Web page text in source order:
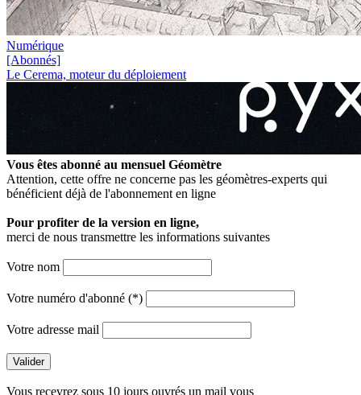
Numérique
[Abonnés]
Le Cerema, moteur du déploiement
Vous êtes abonné au mensuel Géomètre
Attention, cette offre ne concerne pas les géomètres-experts qui
bénéficient déjà de l'abonnement en ligne
Pour profiter de la version en ligne,
merci de nous transmettre les informations suivantes
Votre nom
Votre numéro d'abonné (*)
Votre adresse mail
Vous recevrez sous 10 jours ouvrés un mail vous